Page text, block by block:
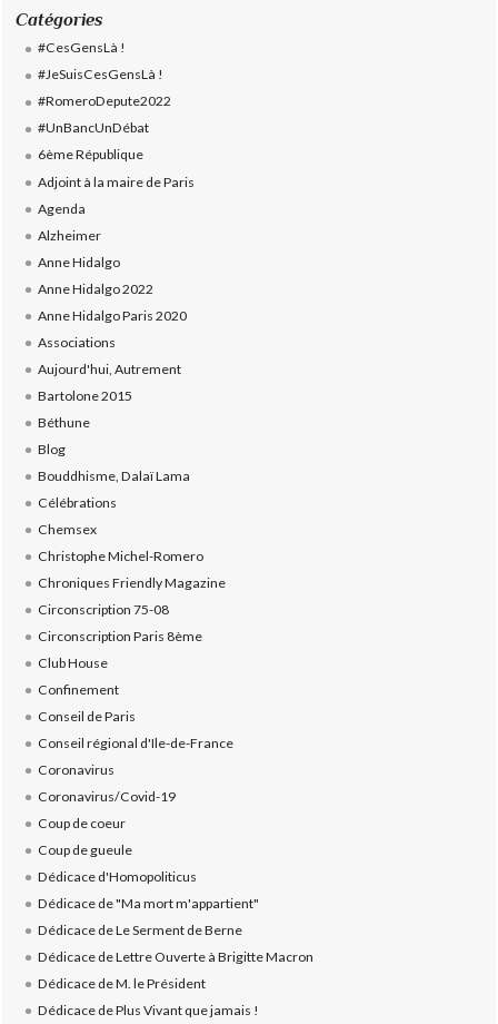
Catégories
#CesGensLà !
#JeSuisCesGensLà !
#RomeroDepute2022
#UnBancUnDébat
6ème République
Adjoint à la maire de Paris
Agenda
Alzheimer
Anne Hidalgo
Anne Hidalgo 2022
Anne Hidalgo Paris 2020
Associations
Aujourd'hui, Autrement
Bartolone 2015
Béthune
Blog
Bouddhisme, Dalaï Lama
Célébrations
Chemsex
Christophe Michel-Romero
Chroniques Friendly Magazine
Circonscription 75-08
Circonscription Paris 8ème
Club House
Confinement
Conseil de Paris
Conseil régional d'Ile-de-France
Coronavirus
Coronavirus/Covid-19
Coup de coeur
Coup de gueule
Dédicace d'Homopoliticus
Dédicace de "Ma mort m'appartient"
Dédicace de Le Serment de Berne
Dédicace de Lettre Ouverte à Brigitte Macron
Dédicace de M. le Président
Dédicace de Plus Vivant que jamais !